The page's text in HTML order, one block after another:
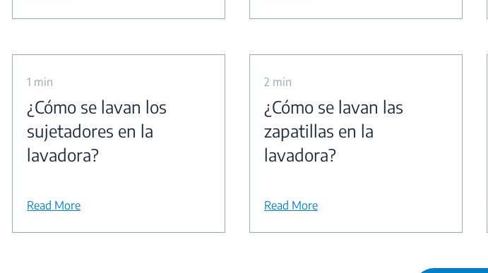
1 min
¿Cómo se lavan los
sujetadores en la
lavadora?
Read More
2 min
¿Cómo se lavan las
zapatillas en la
lavadora?
Read More